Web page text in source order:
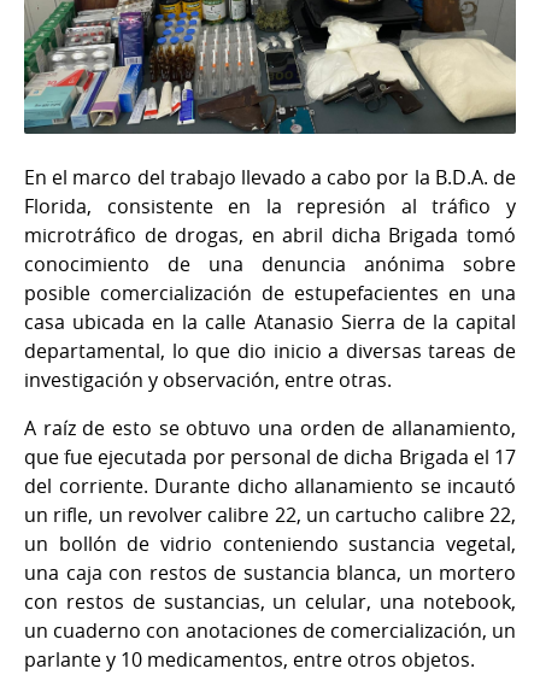
En el marco del trabajo llevado a cabo por la B.D.A. de
Florida, consistente en la represión al tráfico y
microtráfico de drogas, en abril dicha Brigada tomó
conocimiento de una denuncia anónima sobre
posible comercialización de estupefacientes en una
casa ubicada en la calle Atanasio Sierra de la capital
departamental, lo que dio inicio a diversas tareas de
investigación y observación, entre otras.
A raíz de esto se obtuvo una orden de allanamiento,
que fue ejecutada por personal de dicha Brigada el 17
del corriente. Durante dicho allanamiento se incautó
un rifle, un revolver calibre 22, un cartucho calibre 22,
un bollón de vidrio conteniendo sustancia vegetal,
una caja con restos de sustancia blanca, un mortero
con restos de sustancias, un celular, una notebook,
un cuaderno con anotaciones de comercialización, un
parlante y 10 medicamentos, entre otros objetos.